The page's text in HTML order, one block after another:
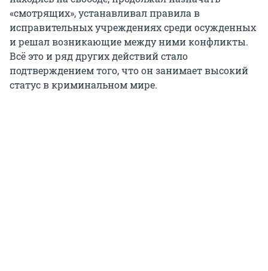
«смотрящих», устанавливал правила в
исправительных учреждениях среди осужденных
и решал возникающие между ними конфликты.
Всё это и ряд других действий стало
подтверждением того, что он занимает высокий
статус в криминальном мире.